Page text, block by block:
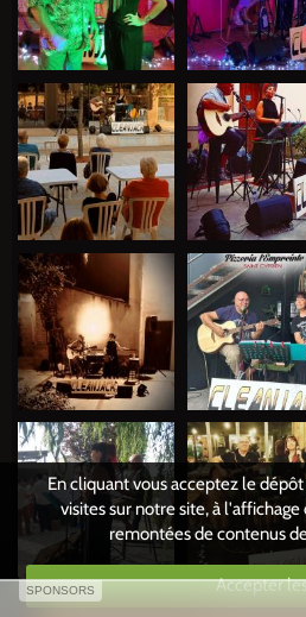
SPONSORS
En cliquant vous acceptez le
visites sur notre site, à
remontées de contenus
Accepter